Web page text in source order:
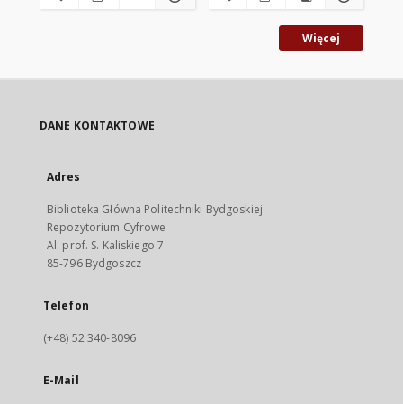
Więcej
DANE KONTAKTOWE
Adres
Biblioteka Główna Politechniki Bydgoskiej
Repozytorium Cyfrowe
Al. prof. S. Kaliskiego 7
85-796 Bydgoszcz
Telefon
(+48) 52 340-8096
E-Mail